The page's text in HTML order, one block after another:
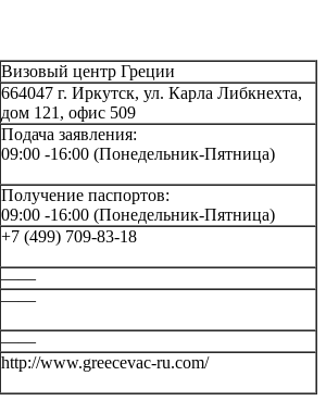
Визовый центр Греции
664047 г. Иркутск, ул. Карла Либкнехта,
дом 121, офис 509
Подача заявления:
09:00 -16:00 (Понедельник-Пятница)
Получение паспортов:
09:00 -16:00 (Понедельник-Пятница)
+7 (499) 709-83-18
——
——
——
http://www.greecevac-ru.com/